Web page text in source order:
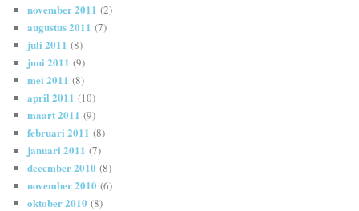
november 2011 (2)
augustus 2011 (7)
juli 2011 (8)
juni 2011 (9)
mei 2011 (8)
april 2011 (10)
maart 2011 (9)
februari 2011 (8)
januari 2011 (7)
december 2010 (8)
november 2010 (6)
oktober 2010 (8)